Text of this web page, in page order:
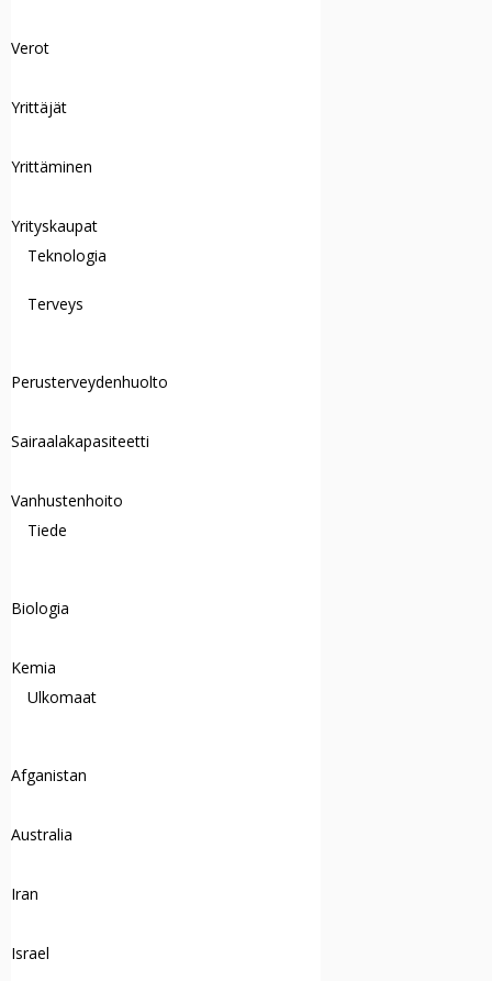
Verot
Yrittäjät
Yrittäminen
Yrityskaupat
Teknologia
Terveys
Perusterveydenhuolto
Sairaalakapasiteetti
Vanhustenhoito
Tiede
Biologia
Kemia
Ulkomaat
Afganistan
Australia
Iran
Israel